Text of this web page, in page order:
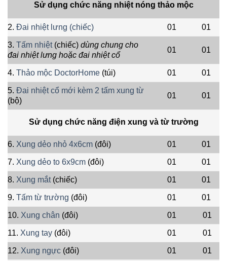
Sử dụng chức năng nhiệt nóng thảo mộc
2. Đai nhiệt lưng (chiếc) 01 01
3. Tấm nhiệt(chiếc) dùng chung cho
đai nhiệt lưng hoặc đai nhiệt cổ
01 01
4. Thảo mộc DoctorHome (túi) 01 01
5. Đai nhiệt cổ mới kèm 2 tấm xung từ
(bộ)
01 01
Sử dụng chức năng điện xung và từ trường
6. Xung dẻo nhỏ 4x6cm (đôi) 01 01
7. Xung dẻo to 6x9cm (đôi) 01 01
8. Xung mắt(chiếc) 01 01
9. Tấm từ trường (đôi) 01 01
10. Xung chân (đôi) 01 01
11. Xung tay (đôi) 01 01
12. Xung ngực (đôi) 01 01